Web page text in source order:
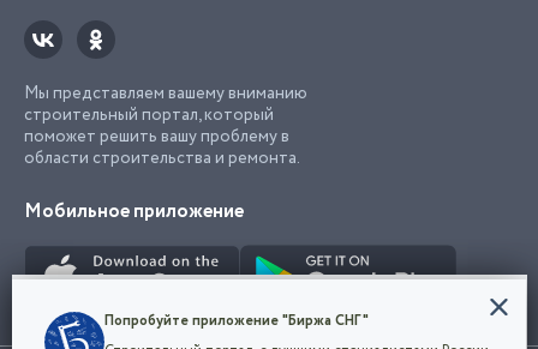
Мы представляем вашему вниманию
строительный портал, который
поможет решить вашу проблему в
области строительства и ремонта.
Мобильное приложение
Конфиденциальность
Попробуйте приложение "Биржа СНГ"